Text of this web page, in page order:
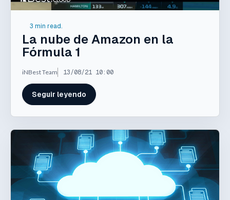
3 min read.
La nube de Amazon en la
Fórmula 1
iNBest Team 13/08/21 10:00
Seguir leyendo